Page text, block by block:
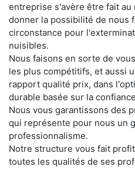
entreprise s'avère être fait
donner la possibilité de nous
circonstance pour
nuisibles.
Nous faisons en sorte de
les plus compétitifs, et aussi
rapport qualité prix, dans
durable basée sur la
Nous vous garantissons des
qui représente pour nous un
professionnalisme.
Notre structure vous fait
toutes les qualités de ses